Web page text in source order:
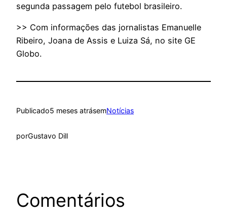
segunda passagem pelo futebol brasileiro.
>> Com informações das jornalistas Emanuelle
Ribeiro, Joana de Assis e Luiza Sá, no site GE
Globo.
Publicado5 meses atrásemNotícias
porGustavo Dill
Comentários